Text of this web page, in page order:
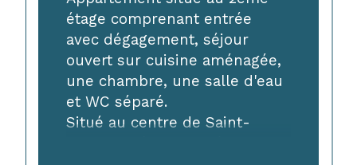
étage comprenant entrée
avec dégagement, séjour
ouvert sur cuisine aménagée,
une chambre, une salle d'eau
et WC séparé.
Situé au centre de Saint-